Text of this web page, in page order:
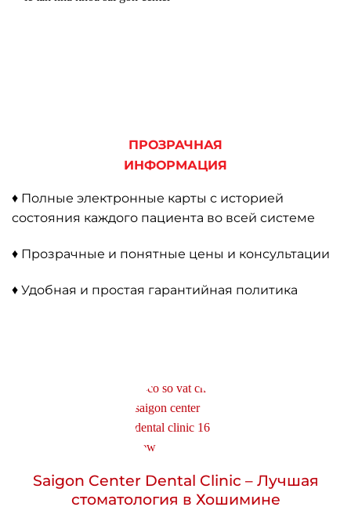
ПРОЗРАЧНАЯ
ИНФОРМАЦИЯ
♦ Полные электронные карты с историей
состояния каждого пациента во всей системе
♦ Прозрачные и понятные цены и консультации
♦ Удобная и простая гарантийная политика
Saigon Center Dental Clinic – Лучшая
стоматология в Хошимине